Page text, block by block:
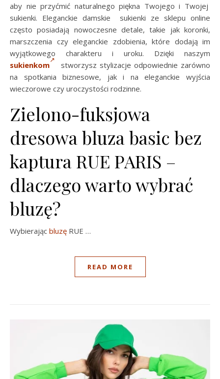
aby nie przyćmić naturalnego piękna Twojego i Twojej
sukienki. Eleganckie damskie sukienki ze sklepu online
często posiadają nowoczesne detale, takie jak koronki,
marszczenia czy eleganckie zdobienia, które dodają im
wyjątkowego charakteru i uroku. Dzięki naszym
sukienkom
stworzysz stylizacje odpowiednie zarówno
na spotkania biznesowe, jak i na eleganckie wyjścia
wieczorowe czy uroczystości rodzinne.
Zielono-fuksjowa
dresowa bluza basic bez
kaptura RUE PARIS –
dlaczego warto wybrać
bluzę?
Wybierając bluzę RUE …
READ MORE